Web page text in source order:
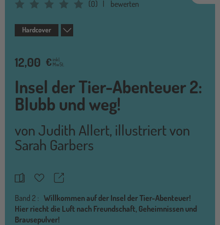
Average Rating: 0 (0) bewerten
Hardcover
12,00 €inkl.
MwSt.
Insel der Tier-Abenteuer 2:
Blubb und weg!
vonJudith Allert, illustriert von
Sarah Garbers
MerkzettelTeilen
Band 2 : Willkommen auf der Insel der Tier-Abenteuer!
Hier riecht die Luft nach Freundschaft, Geheimnissen und
Brausepulver!